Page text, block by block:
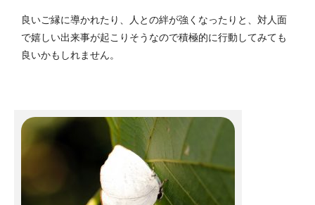
良いご縁に導かれたり、人との絆が強くなったりと、対人面
で嬉しい出来事が起こりそうなので積極的に行動してみても
良いかもしれません。